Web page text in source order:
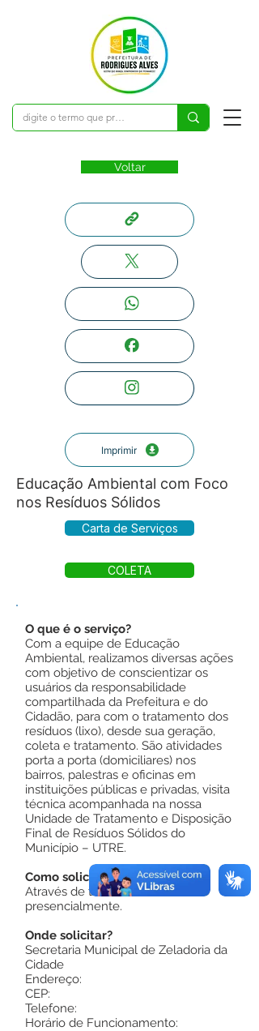
Voltar
Imprimir
Educação Ambiental com Foco
nos Resíduos Sólidos
Carta de Serviços
COLETA
O que é o serviço?
Com a equipe de Educação
Ambiental, realizamos diversas ações
com objetivo de conscientizar os
usuários da responsabilidade
compartilhada da Prefeitura e do
Cidadão, para com o tratamento dos
resíduos (lixo), desde sua geração,
coleta e tratamento. São atividades
porta a porta (domiciliares) nos
bairros, palestras e oficinas em
instituições públicas e privadas, visita
técnica acompanhada na nossa
Unidade de Tratamento e Disposição
Final de Resíduos Sólidos do
Município – UTRE.
Como solicitar?
Através de telefone ou
presencialmente.
Onde solicitar?
Secretaria Municipal de Zeladoria da
Cidade
Endereço:
CEP:
Telefone:
Horário de Funcionamento: